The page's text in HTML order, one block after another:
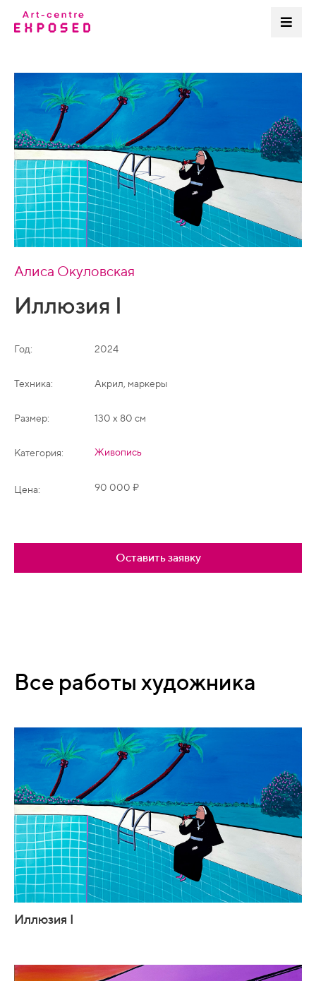
Алиса Окуловская
Иллюзия I
Год: 2024
Техника: Акрил, маркеры
Размер: 130 х 80 см
Категория: Живопись
Цена: 90 000 ₽
Оставить заявку
Все работы художника
Иллюзия I